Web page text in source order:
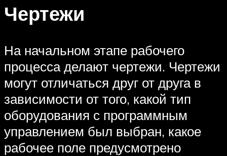
Чертежи
На начальном этапе рабочего
процесса делают чертежи. Чертежи
могут отличаться друг от друга в
зависимости от того, какой тип
оборудования с программным
управлением был выбран, какое
рабочее поле предусмотрено